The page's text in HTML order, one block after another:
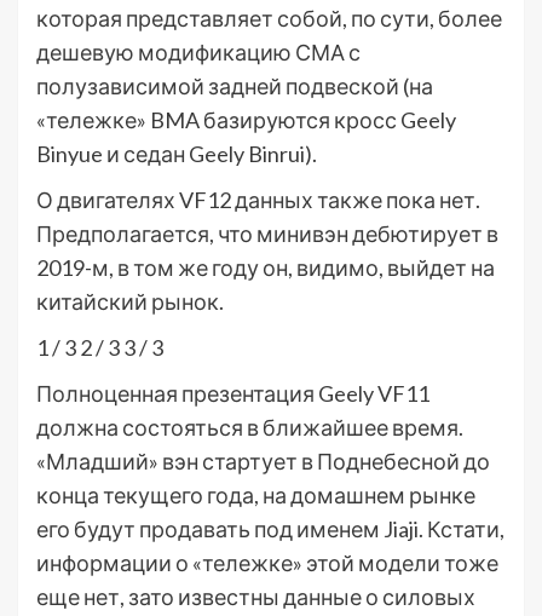
которая представляет собой, по сути, более
дешевую модификацию СМА с
полузависимой задней подвеской (на
«тележке» BMA базируются кросс Geely
Binyue и седан Geely Binrui).
О двигателях VF12 данных также пока нет.
Предполагается, что минивэн дебютирует в
2019-м, в том же году он, видимо, выйдет на
китайский рынок.
1/ 32/ 33/ 3
Полноценная презентация Geely VF11
должна состояться в ближайшее время.
«Младший» вэн стартует в Поднебесной до
конца текущего года, на домашнем рынке
его будут продавать под именем Jiaji. Кстати,
информации о «тележке» этой модели тоже
еще нет, зато известны данные о силовых